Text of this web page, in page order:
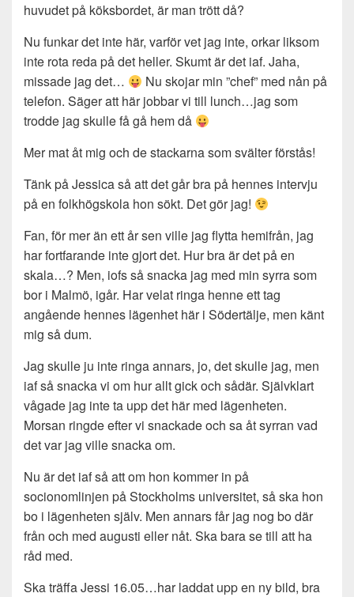
huvudet på köksbordet, är man trött då?
Nu funkar det inte här, varför vet jag inte, orkar liksom
inte rota reda på det heller. Skumt är det iaf. Jaha,
missade jag det…
Nu skojar min ”chef” med nån på
telefon. Säger att här jobbar vi till lunch…jag som
trodde jag skulle få gå hem då
Mer mat åt mig och de stackarna som svälter förstås!
Tänk på Jessica så att det går bra på hennes intervju
på en folkhögskola hon sökt. Det gör jag!
Fan, för mer än ett år sen ville jag flytta hemifrån, jag
har fortfarande inte gjort det. Hur bra är det på en
skala…? Men, iofs så snacka jag med min syrra som
bor i Malmö, igår. Har velat ringa henne ett tag
angående hennes lägenhet här i Södertälje, men känt
mig så dum.
Jag skulle ju inte ringa annars, jo, det skulle jag, men
iaf så snacka vi om hur allt gick och sådär. Självklart
vågade jag inte ta upp det här med lägenheten.
Morsan ringde efter vi snackade och sa åt syrran vad
det var jag ville snacka om.
Nu är det iaf så att om hon kommer in på
socionomlinjen på Stockholms universitet, så ska hon
bo i lägenheten själv. Men annars får jag nog bo där
från och med augusti eller nåt. Ska bara se till att ha
råd med.
Ska träffa Jessi 16.05…har laddat upp en ny bild, bra